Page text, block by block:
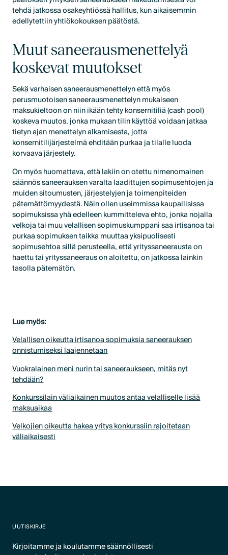
tehdä jatkossa osakeyhtiössä hallitus, kun aikaisemmin
edellytettiin yhtiökokouksen päätöstä.
Muut saneerausmenettelyä
koskevat muutokset
Sekä varhaisen saneerausmenettelyn että myös
perusmuotoisen saneerausmenettelyn mukaiseen
maksukieltoon on niin ikään tehty konsernitiliä (cash pool)
koskeva muutos, jonka mukaan tilin käyttöä voidaan jatkaa
tietyn ajan menettelyn alkamisesta, jotta
konsernitilijärjestelmä ehditään purkaa ja tilalle luoda
korvaava järjestely.
On myös huomattava, että lakiin on otettu nimenomainen
säännös saneerauksen varalta laadittujen sopimusehtojen ja
muiden sitoumusten, järjestelyjen ja toimenpiteiden
pätemättömyydestä. Näin ollen useimmissa kaupallisissa
sopimuksissa yhä edelleen kummitteleva ehto, jonka nojalla
velkoja tai muu velallisen sopimuskumppani saa irtisanoa tai
purkaa sopimuksen taikka muuttaa yksipuolisesti
sopimusehtoa sillä perusteella, että yrityssaneerausta on
haettu tai yrityssaneeraus on aloitettu, on jatkossa lainkin
tasolla pätemätön.
Lue myös:
Velallisen oikeutta irtisanoa sopimuksia saneerauksen
onnistumiseksi laajennetaan
Vuokralainen meni nurin tai saneeraukseen, mitäs nyt
tehdään?
Konkurssilain väliaikainen muutos antaa velalliselle lisää
maksuaikaa
Velkojien oikeutta hakea yritys konkurssiin rajoitetaan
väliaikaisesti
UUTISKIRJE
Kirjoitamme ja koulutamme säännöllisesti